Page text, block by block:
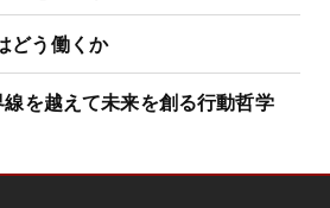
どう働くか
線を越えて未来を創る行動哲学